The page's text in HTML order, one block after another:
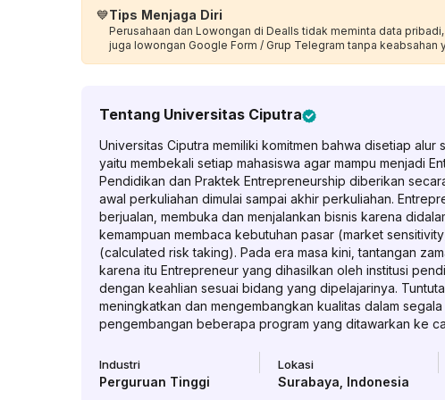
💙Tips Menjaga Diri
Perusahaan dan Lowongan di Dealls tidak meminta data
juga lowongan Google Form / Grup Telegram tanpa keabsahan
Tentang Universitas Ciputra
Universitas Ciputra memiliki komitmen bahwa disetiap alur
yaitu membekali setiap mahasiswa agar mampu menjadi
Pendidikan dan Praktek Entrepreneurship diberikan
awal perkuliahan dimulai sampai akhir perkuliahan.
berjualan, membuka dan menjalankan bisnis karena
kemampuan membaca kebutuhan pasar (market
(calculated risk taking). Pada era masa kini, tantangan
karena itu Entrepreneur yang dihasilkan oleh institusi
dengan keahlian sesuai bidang yang dipelajarinya.
meningkatkan dan mengembangkan kualitas dalam
pengembangan beberapa program yang ditawarkan ke
Industri
Perguruan Tinggi
Lokasi
Surabaya Indonesia